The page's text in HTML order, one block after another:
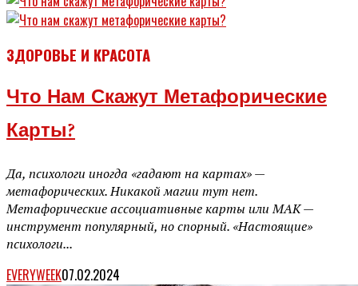
ЗДОРОВЬЕ И КРАСОТА
Что Нам Скажут Метафорические
Карты?
Да, психологи иногда «гадают на картах» —
метафорических. Никакой магии тут нет.
Метафорические ассоциативные карты или МАК —
инструмент популярный, но спорный. «Настоящие»
психологи...
EVERYWEEK07.02.2024